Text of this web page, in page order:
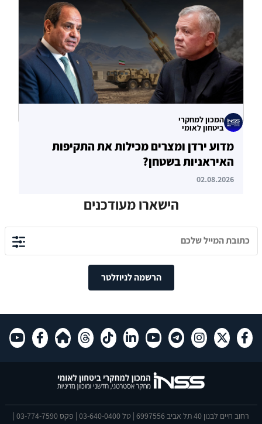
04.08.2026
המכון למחקרי
ביטחון לאומי
מדוע ירדן ומצרים מכילות את התקיפות
האיראניות בשטחן?
02.08.2026
הישארו מעודכנים
הרשמה לניוזלטר
רחוב חיים לבנון 40 תל אביב 6997556 | טל 03-640-0400 | פקס 03-774-7590 |